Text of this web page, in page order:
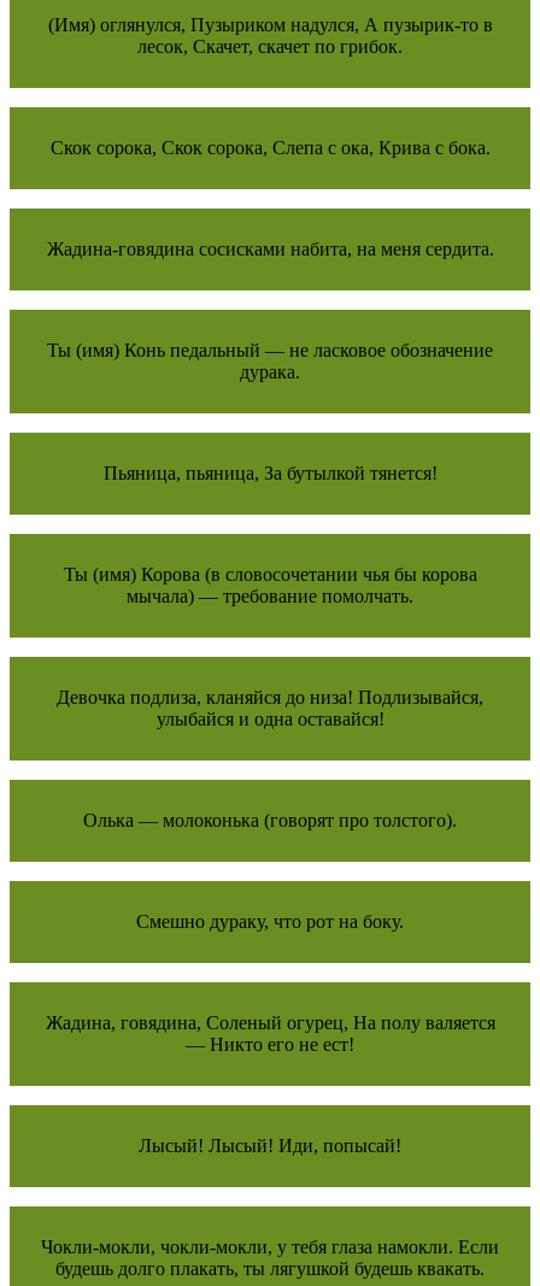
(Имя) оглянулся, Пузыриком надулся, А пузырик-то в
лесок, Скачет, скачет по грибок.
Скок сорока, Скок сорока, Слепа с ока, Крива с бока.
Жадина-говядина сосисками набита, на меня сердита.
Ты (имя) Конь педальный — не ласковое обозначение
дурака.
Пьяница, пьяница, За бутылкой тянется!
Ты (имя) Корова (в словосочетании чья бы корова
мычала) — требование помолчать.
Девочка подлиза, кланяйся до низа! Подлизывайся,
улыбайся и одна оставайся!
Олька — молоконька (говорят про толстого).
Смешно дураку, что рот на боку.
Жадина, говядина, Соленый огурец, На полу валяется
— Никто его не ест!
Лысый! Лысый! Иди, попысай!
Чокли-мокли, чокли-мокли, у тебя глаза намокли. Если
будешь долго плакать, ты лягушкой будешь квакать.